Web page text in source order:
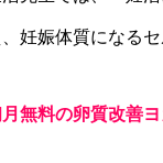
、妊娠体質になる
無料の卵質改善